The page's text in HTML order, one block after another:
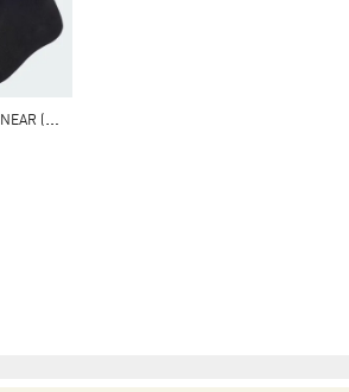
S
OCQUETTES FINES LINEAR (3 PAIRES)